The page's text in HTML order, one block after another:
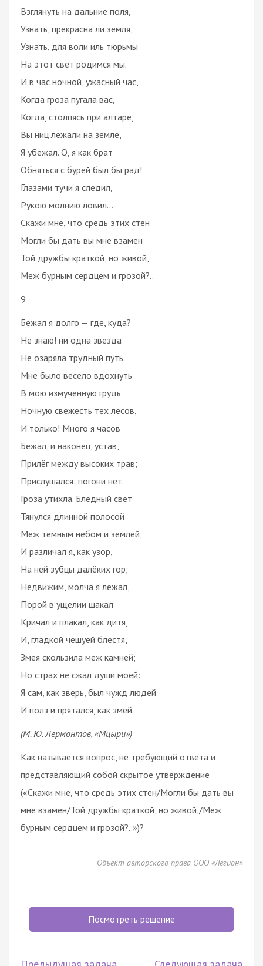
Взглянуть на дальние поля,
Узнать, прекрасна ли земля,
Узнать, для воли иль тюрьмы
На этот свет родимся мы.
И в час ночной, ужасный час,
Когда гроза пугала вас,
Когда, столпясь при алтаре,
Вы ниц лежали на земле,
Я убежал. О, я как брат
Обняться с бурей был бы рад!
Глазами тучи я следил,
Рукою молнию ловил…
Скажи мне, что средь этих стен
Могли бы дать вы мне взамен
Той дружбы краткой, но живой,
Меж бурным сердцем и грозой?..
9
Бежал я долго — где, куда?
Не знаю! ни одна звезда
Не озаряла трудный путь.
Мне было весело вдохнуть
В мою измученную грудь
Ночную свежесть тех лесов,
И только! Много я часов
Бежал, и наконец, устав,
Прилёг между высоких трав;
Прислушался: погони нет.
Гроза утихла. Бледный свет
Тянулся длинной полосой
Меж тёмным небом и землёй,
И различал я, как узор,
На ней зубцы далёких гор;
Недвижим, молча я лежал,
Порой в ущелии шакал
Кричал и плакал, как дитя,
И, гладкой чешуёй блестя,
Змея скользила меж камней;
Но страх не сжал души моей:
Я сам, как зверь, был чужд людей
И полз и прятался, как змей.
(М. Ю. Лермонтов, «Мцыри»)
Как называется вопрос, не требующий ответа и
представляющий собой скрытое утверждение
(«Скажи мне, что средь этих стен/Могли бы дать вы
мне взамен/Той дружбы краткой, но живой,/Меж
бурным сердцем и грозой?..»)?
Объект авторского права ООО «Легион»
Посмотреть решение